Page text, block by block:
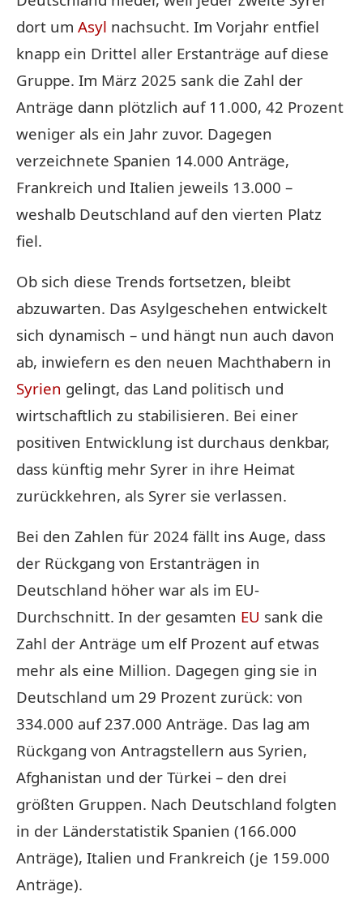
dort um Asyl nachsucht. Im Vorjahr entfiel
knapp ein Drittel aller Erstanträge auf diese
Gruppe. Im März 2025 sank die Zahl der
Anträge dann plötzlich auf 11.000, 42 Prozent
weniger als ein Jahr zuvor. Dagegen
verzeichnete Spanien 14.000 Anträge,
Frankreich und Italien jeweils 13.000 –
weshalb Deutschland auf den vierten Platz
fiel.
Ob sich diese Trends fortsetzen, bleibt
abzuwarten. Das Asylgeschehen entwickelt
sich dynamisch – und hängt nun auch davon
ab, inwiefern es den neuen Machthabern in
Syrien gelingt, das Land politisch und
wirtschaftlich zu stabilisieren. Bei einer
positiven Entwicklung ist durchaus denkbar,
dass künftig mehr Syrer in ihre Heimat
zurückkehren, als Syrer sie verlassen.
Bei den Zahlen für 2024 fällt ins Auge, dass
der Rückgang von Erstanträgen in
Deutschland höher war als im EU-
Durchschnitt. In der gesamten EU sank die
Zahl der Anträge um elf Prozent auf etwas
mehr als eine Million. Dagegen ging sie in
Deutschland um 29 Prozent zurück: von
334.000 auf 237.000 Anträge. Das lag am
Rückgang von Antragstellern aus Syrien,
Afghanistan und der Türkei – den drei
größten Gruppen. Nach Deutschland folgten
in der Länderstatistik Spanien (166.000
Anträge), Italien und Frankreich (je 159.000
Anträge).